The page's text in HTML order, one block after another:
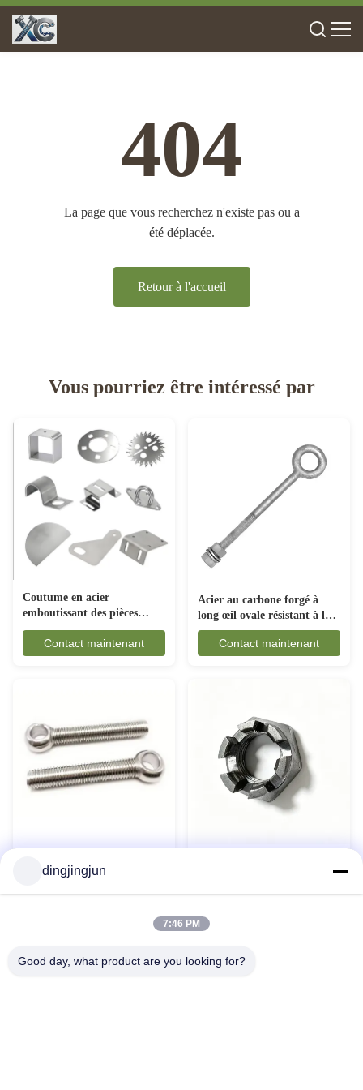
404
La page que vous recherchez n'existe pas ou a
été déplacée.
Retour à l'accueil
Vous pourriez être intéressé par
Coutume en acier
emboutissant des pièces
anticorrosion pour
l'industrie automobile
Contact maintenant
Acier au carbone forgé à
long œil ovale résistant à la
rouille pour les engins
maritimes
Contact maintenant
inoxydable 304 316 DIN444
composants aérospatiaux
dingjingjun
7:46 PM
Good day, what product are you looking for?